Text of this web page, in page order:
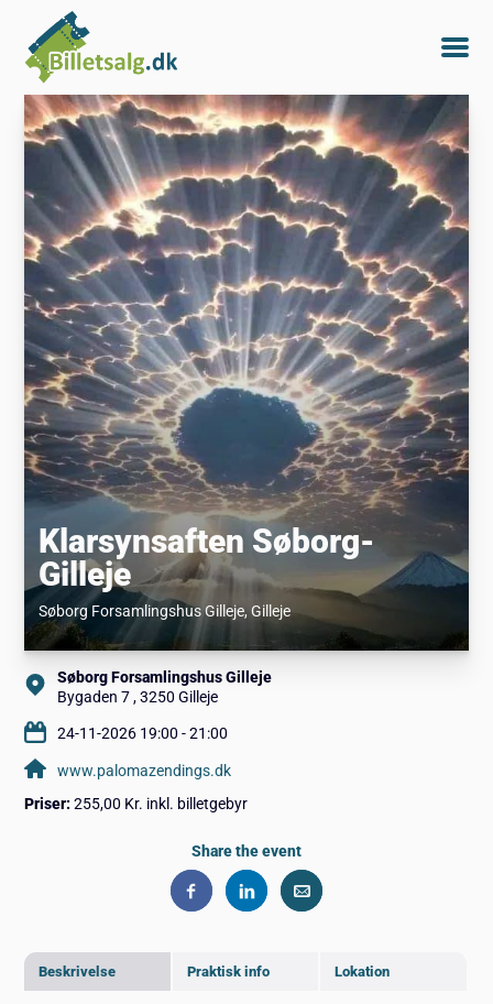
Klarsynsaften Søborg-
Gilleje
Søborg Forsamlingshus Gilleje, Gilleje
Beskrivelse Praktisk info Lokation
Søborg Forsamlingshus Gilleje
Bygaden 7 , 3250 Gilleje
24-11-2026 19:00 - 21:00
www.palomazendings.dk
Priser: 255,00 Kr. inkl. billetgebyr
Share the event